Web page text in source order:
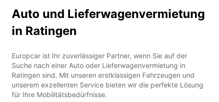
Auto und Lieferwagenvermietung
in Ratingen
Europcar ist Ihr zuverlässiger Partner, wenn Sie auf der
Suche nach einer Auto oder Lieferwagenvermietung in
Ratingen sind. Mit unseren erstklassigen Fahrzeugen und
unserem exzellenten Service bieten wir die perfekte Lösung
für Ihre Mobilitätsbedürfnisse.